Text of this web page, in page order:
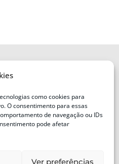
como cookies para
O consentimento para essas
de navegação ou IDs
pode afetar
Ver preferências
Santa
SC